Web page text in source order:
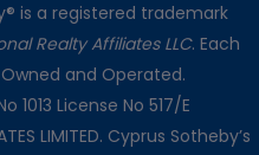
is a registered trademark
Realty Affiliates LLC. Each
and Operated.
1013 License No 517/E
LIMITED. Cyprus Sotheby’s